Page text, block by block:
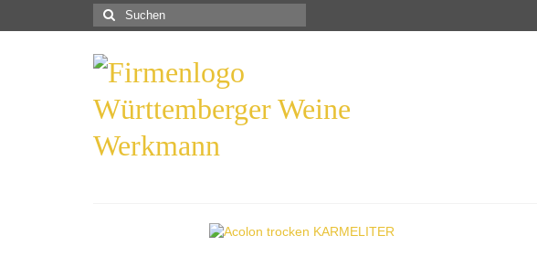
Suchen
nach: